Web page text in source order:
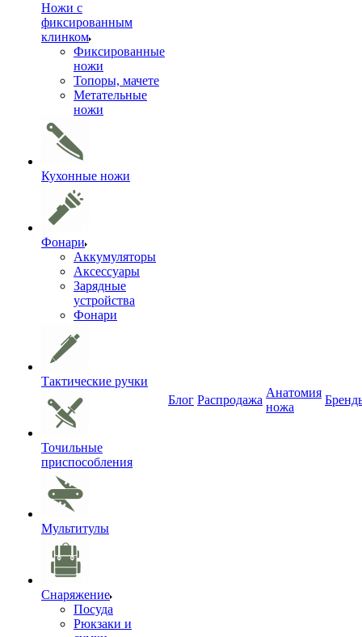
Ножи с
фиксированным
клинком
Фиксированные
ножи
Топоры, мачете
Метательные
ножи
Кухонные ножи
Фонари
Аккумуляторы
Аксессуары
Зарядные
устройства
Фонари
Тактические ручки
Точильные
приспособления
Мультитулы
Снаряжение
Посуда
Рюкзаки и
Блог Распродажа
Анатомия
ножа